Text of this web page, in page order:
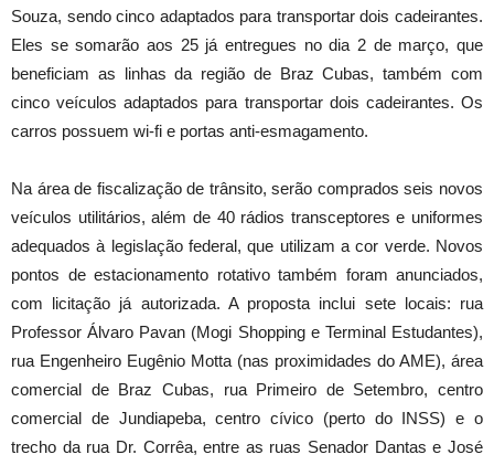
Souza, sendo cinco adaptados para transportar dois cadeirantes.
Eles se somarão aos 25 já entregues no dia 2 de março, que
beneficiam as linhas da região de Braz Cubas, também com
cinco veículos adaptados para transportar dois cadeirantes. Os
carros possuem wi-fi e portas anti-esmagamento.
Na área de fiscalização de trânsito, serão comprados seis novos
veículos utilitários, além de 40 rádios transceptores e uniformes
adequados à legislação federal, que utilizam a cor verde. Novos
pontos de estacionamento rotativo também foram anunciados,
com licitação já autorizada. A proposta inclui sete locais: rua
Professor Álvaro Pavan (Mogi Shopping e Terminal Estudantes),
rua Engenheiro Eugênio Motta (nas proximidades do AME), área
comercial de Braz Cubas, rua Primeiro de Setembro, centro
comercial de Jundiapeba, centro cívico (perto do INSS) e o
trecho da rua Dr. Corrêa, entre as ruas Senador Dantas e José